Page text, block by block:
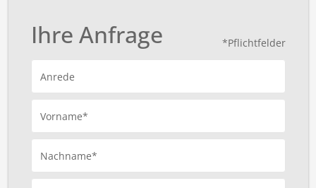
*Pflichtfelder
Ihre Anfrage
Anrede
Vorname*
Nachname*